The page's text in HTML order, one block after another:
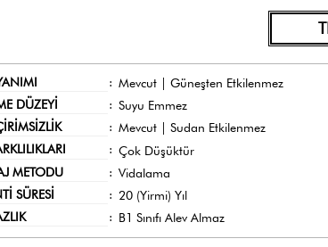
: Mevcut | Güneşten Etkilenmez
DÜZEYİ : Suyu Emmez
: Mevcut | Sudan Etkilenmez
: Çok Düşüktür
METODU : Vidalama
SÜRESİ : 20 (Yirmi) Yıl
: B1 Sınıfı Alev Almaz